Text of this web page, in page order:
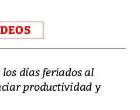
días feriados al
productividad y